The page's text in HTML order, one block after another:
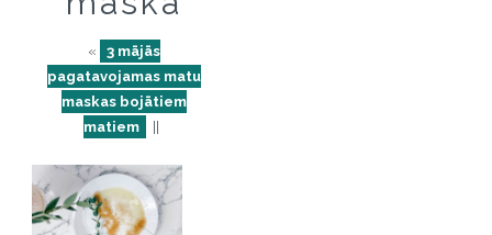
«
3 mājās
pagatavojamas matu
maskas bojātiem
matiem